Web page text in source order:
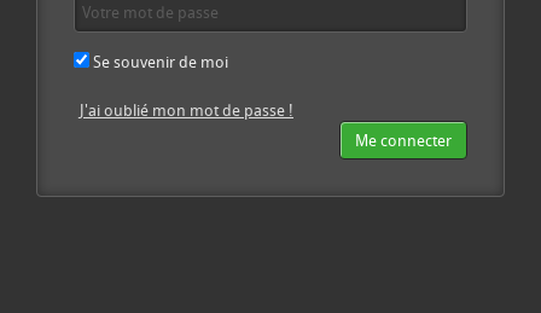
Se souvenir de moi
J'ai oublié mon mot de passe !